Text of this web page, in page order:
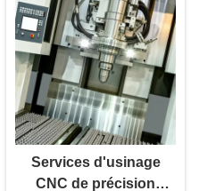
Services d'usinage
CNC de précision